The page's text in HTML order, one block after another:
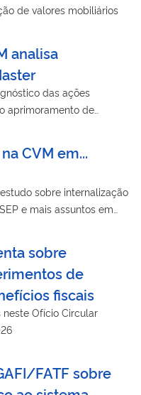
de valores mobiliários
analisa
das ações
aprimoramento de
CVM em...
sobre internalização
e mais assuntos em
sobre
de
fiscais
Ofício Circular
FATF sobre